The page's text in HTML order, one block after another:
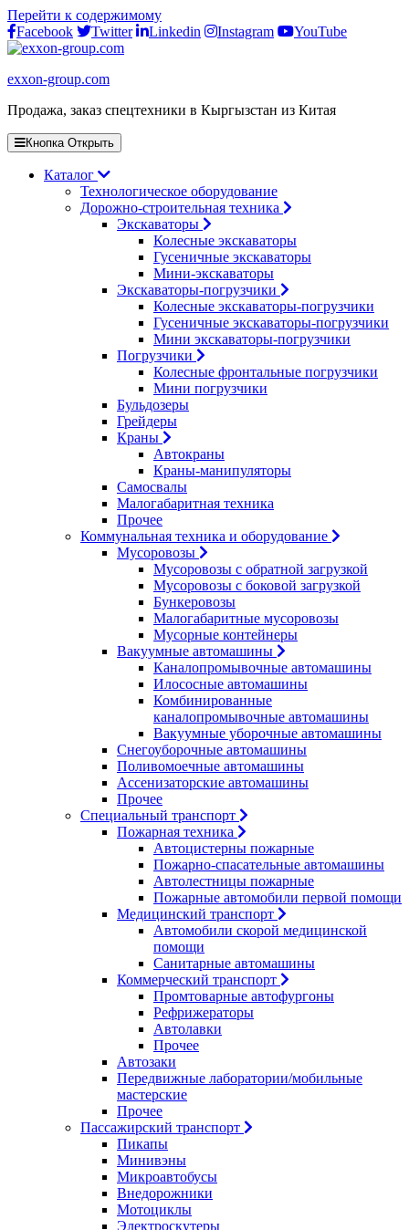
Перейти к содержимому
Facebook
Twitter Linkedin Instagram YouTube
exxon-group.com
Продажа, заказ спецтехники в Кыргызстан из Китая
Кнопка Открыть
Каталог
Технологическое оборудование
Дорожно-строительная техника
Экскаваторы
Колесные экскаваторы
Гусеничные экскаваторы
Мини-экскаваторы
Экскаваторы-погрузчики
Колесные экскаваторы-погрузчики
Гусеничные экскаваторы-погрузчики
Мини экскаваторы-погрузчики
Погрузчики
Колесные фронтальные погрузчики
Мини погрузчики
Бульдозеры
Грейдеры
Краны
Автокраны
Краны-манипуляторы
Самосвалы
Малогабаритная техника
Прочее
Коммунальная техника и оборудование
Мусоровозы
Мусоровозы с обратной загрузкой
Мусоровозы с боковой загрузкой
Бункеровозы
Малогабаритные мусоровозы
Мусорные контейнеры
Вакуумные автомашины
Каналопромывочные автомашины
Илососные автомашины
Комбинированные
каналопромывочные автомашины
Вакуумные уборочные автомашины
Снегоуборочные автомашины
Поливомоечные автомашины
Ассенизаторские автомашины
Прочее
Специальный транспорт
Пожарная техника
Автоцистерны пожарные
Пожарно-спасательные автомашины
Автолестницы пожарные
Пожарные автомобили первой помощи
Медицинский транспорт
Автомобили скорой медицинской
помощи
Санитарные автомашины
Коммерческий транспорт
Промтоварные автофургоны
Рефрижераторы
Автолавки
Прочее
Автозаки
Передвижные лаборатории/мобильные
мастерские
Прочее
Пассажирский транспорт
Пикапы
Минивэны
Микроавтобусы
Внедорожники
Мотоциклы
Электроскутеры